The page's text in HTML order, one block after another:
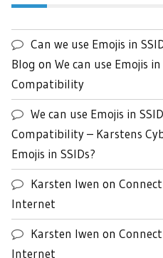
Can we use Emojis in
Blog on We can use Emojis
Compatibility
We can use Emojis in
Compatibility – Karstens
Emojis in SSIDs?
Karsten Iwen on
Internet
Karsten Iwen on
Internet